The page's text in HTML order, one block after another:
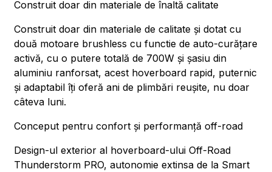
Construit doar din materiale de înaltă calitate
Construit doar din materiale de calitate și dotat cu
două motoare brushless cu functie de auto-curățare
activă, cu o putere totală de 700W și șasiu din
aluminiu ranforsat, acest hoverboard rapid, puternic
și adaptabil îți oferă ani de plimbări reușite, nu doar
câteva luni.
Conceput pentru confort și performanță off-road
Design-ul exterior al hoverboard-ului Off-Road
Thunderstorm PRO, autonomie extinsa de la Smart